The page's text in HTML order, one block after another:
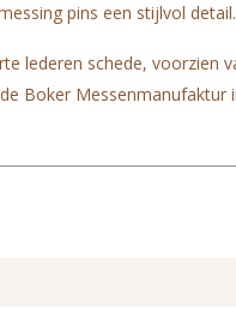
pins een stijlvol detail.
lederen schede, voorzien
Boker Messenmanufaktur